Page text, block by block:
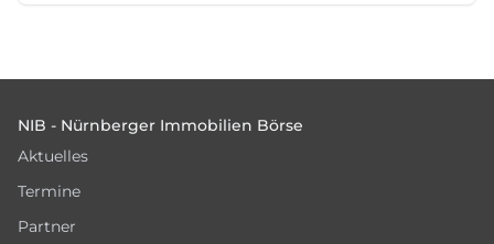
NIB - Nürnberger Immobilien Börse
Aktuelles
Termine
Partner